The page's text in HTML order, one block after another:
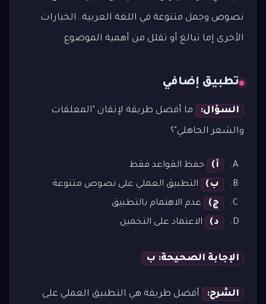
نصوص وجمل متنوعة في اللغة العربية. الخيارات
الأخرى إما تبالغ أو تقلل من أهمية الموضوع.
تطبيق إضافي
السؤال: ما أفضل طريقة لإتقان "المعلقات
والشعر الجاهلي"؟
أ)
حفظ القواعد فقط
ب)
التطبيق العملي على نصوص متنوعة
ج)
عدم الاهتمام بالتطبيق
د)
الاعتماد على التخمين
الإجابة الصحيحة: ب
الشرح: أفضل طريقة هي التطبيق العملي على